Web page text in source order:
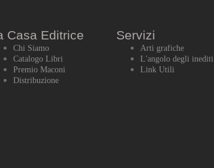
Casa Editrice
Chi Siamo
Catalogo Libri
Premio Maconi
Distribuzione
Servizi
Arti grafiche
L'angolo degli inediti
Link Utili